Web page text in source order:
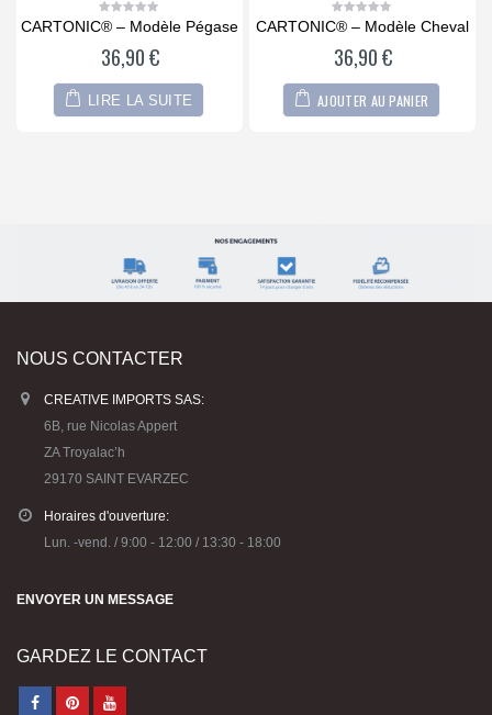
0
of
5
CARTONIC® – Modèle Pégase
36,90€
LIRE LA SUITE
0
of
5
CARTONIC® – Modèle Cheval
36,90€
AJOUTER AU PANIER
NOUS CONTACTER
CREATIVE IMPORTS SAS:
6B, rue Nicolas Appert
ZA Troyalac’h
29170 SAINT EVARZEC
Horaires d'ouverture:
Lun. -vend. / 9:00 - 12:00 / 13:30 - 18:00
ENVOYER UN MESSAGE
GARDEZ LE CONTACT